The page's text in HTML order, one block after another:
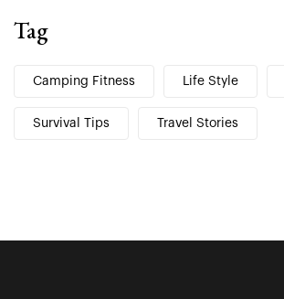
Tag
Camping Fitness Life Style
Survival Tips Travel Stories